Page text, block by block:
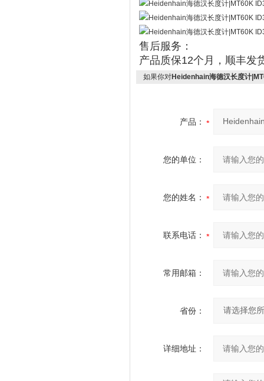
售后服务：
产品质保12个月，顺丰发
如果你对Heidenhain海德汉长度计
产品：
您的单位：
您的姓名：
联系电话：
常用邮箱：
省份：
详细地址：